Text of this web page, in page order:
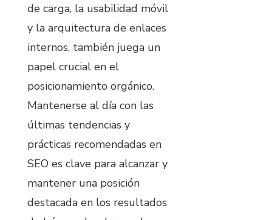
de carga, la usabilidad móvil
y la arquitectura de enlaces
internos, también juega un
papel crucial en el
posicionamiento orgánico.
Mantenerse al día con las
últimas tendencias y
prácticas recomendadas en
SEO es clave para alcanzar y
mantener una posición
destacada en los resultados